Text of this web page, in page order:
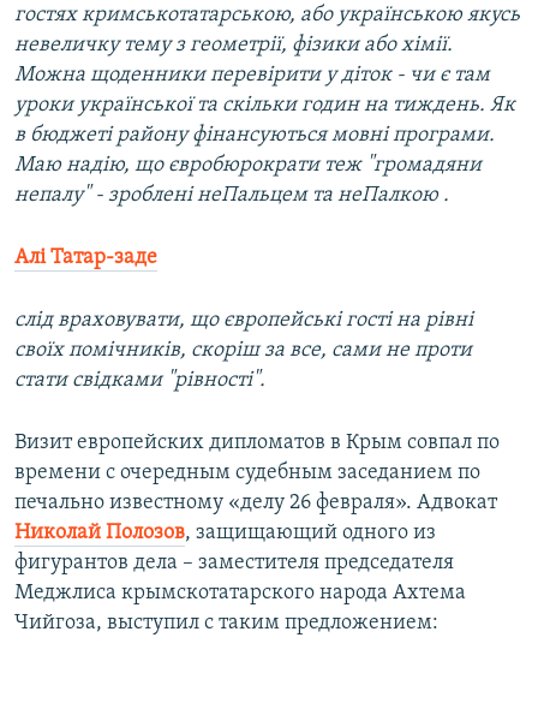
гостях кримськотатарською, або українською якусь
невеличку тему з геометрії, фізики або хімії.
Можна щоденники перевірити у діток - чи є там
уроки української та скільки годин на тиждень. Як
в бюджеті району фінансуються мовні програми.
Маю надію, що євробюрократи теж "громадяни
непалу" - зроблені неПальцем та неПалкою .
Алі Татар-заде
слід враховувати, що європейські гості на рівні
своїх помічників, скоріш за все, сами не проти
стати свідками "рівності".
Визит европейских дипломатов в Крым совпал по
времени с очередным судебным заседанием по
печально известному «делу 26 февраля». Адвокат
Николай Полозов, защищающий одного из
фигурантов дела – заместителя председателя
Меджлиса крымскотатарского народа Ахтема
Чийгоза, выступил с таким предложением: